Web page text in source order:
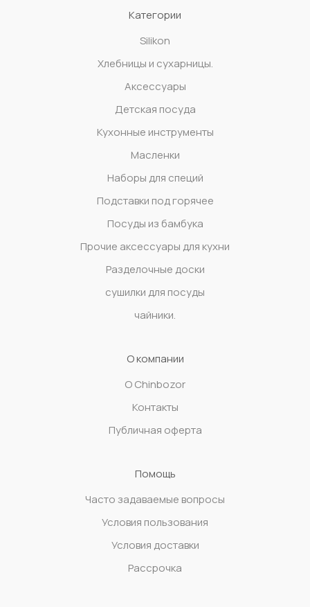
Категории
Silikon
Xлебницы и сухарницы.
Аксессуары
Детская посуда
Кухонные инструменты
Масленки
Наборы для специй
Подставки под горячее
Посуды из бамбука
Прочие аксессуары для кухни
Разделочные доски
сушилки для посуды
чайники.
О компании
О Chinbozor
Контакты
Публичная оферта
Помощь
Часто задаваемые вопросы
Условия пользования
Условия доставки
Рассрочка